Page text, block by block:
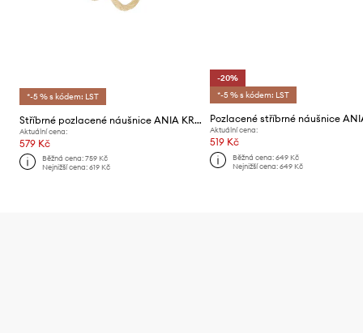
*-5 % s kódem: LST
Stříbrné pozlacené náušnice ANIA KRUK Trendy
Aktuální cena:
579 Kč
Běžná cena:759 Kč
Nejnižší cena:619 Kč
-20%
*-5 % s kódem: LST
Aktuální cena:
519 Kč
Běžná cena: 649 Kč
Nejnižší cena: 649 Kč